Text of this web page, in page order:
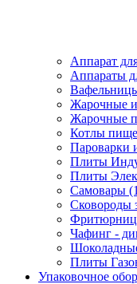
Аппарат
Аппараты
Жарочные
Жарочные
Котлы
Пароварки
Плиты
Плиты
Самовары
Сковороды
Чафинг -
Плиты
Упаковочное